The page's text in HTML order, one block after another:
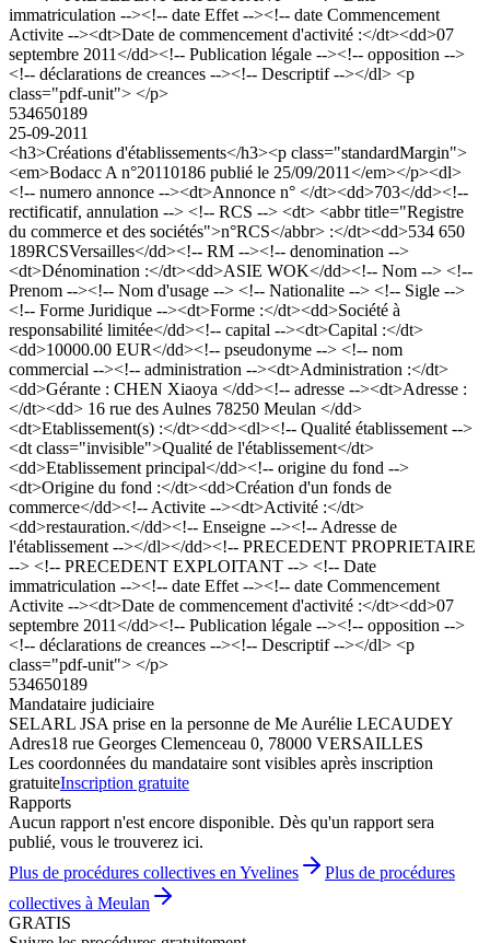
immatriculation --><!-- date Effet --><!-- date Commencement
Activite --><dt>Date de commencement d'activité :</dt><dd>07
septembre 2011</dd><!-- Publication légale --><!-- opposition -->
<!-- déclarations de creances --><!-- Descriptif --></dl> <p
class="pdf-unit"> </p>
534650189
25-09-2011
<h3>Créations d'établissements</h3><p class="standardMargin">
<em>Bodacc A n°20110186 publié le 25/09/2011</em></p><dl>
<!-- numero annonce --><dt>Annonce n° </dt><dd>703</dd><!--
rectificatif, annulation --> <!-- RCS --> <dt> <abbr title="Registre
du commerce et des sociétés">n°RCS</abbr> :</dt><dd>534 650
189RCSVersailles</dd><!-- RM --><!-- denomination -->
<dt>Dénomination :</dt><dd>ASIE WOK</dd><!-- Nom --> <!--
Prenom --><!-- Nom d'usage --> <!-- Nationalite --> <!-- Sigle -->
<!-- Forme Juridique --><dt>Forme :</dt><dd>Société à
responsabilité limitée</dd><!-- capital --><dt>Capital :</dt>
<dd>10000.00 EUR</dd><!-- pseudonyme --> <!-- nom
commercial --><!-- administration --><dt>Administration :</dt>
<dd>Gérante : CHEN Xiaoya </dd><!-- adresse --><dt>Adresse :
</dt><dd> 16 rue des Aulnes 78250 Meulan </dd>
<dt>Etablissement(s) :</dt><dd><dl><!-- Qualité établissement -->
<dt class="invisible">Qualité de l'établissement</dt>
<dd>Etablissement principal</dd><!-- origine du fond -->
<dt>Origine du fond :</dt><dd>Création d'un fonds de
commerce</dd><!-- Activite --><dt>Activité :</dt>
<dd>restauration.</dd><!-- Enseigne --><!-- Adresse de
l'établissement --></dl></dd><!-- PRECEDENT PROPRIETAIRE
--> <!-- PRECEDENT EXPLOITANT --> <!-- Date
immatriculation --><!-- date Effet --><!-- date Commencement
Activite --><dt>Date de commencement d'activité :</dt><dd>07
septembre 2011</dd><!-- Publication légale --><!-- opposition -->
<!-- déclarations de creances --><!-- Descriptif --></dl> <p
class="pdf-unit"> </p>
534650189
Mandataire judiciaire
SELARL JSA prise en la personne de Me Aurélie LECAUDEY
Adres18 rue Georges Clemenceau 0, 78000 VERSAILLES
Les coordonnées du mandataire sont visibles après inscription
gratuiteInscription gratuite
Rapports
Aucun rapport n'est encore disponible. Dès qu'un rapport sera
publié, vous le trouverez ici.
Plus de procédures collectives en Yvelines
Plus de procédures
collectives à Meulan
GRATIS